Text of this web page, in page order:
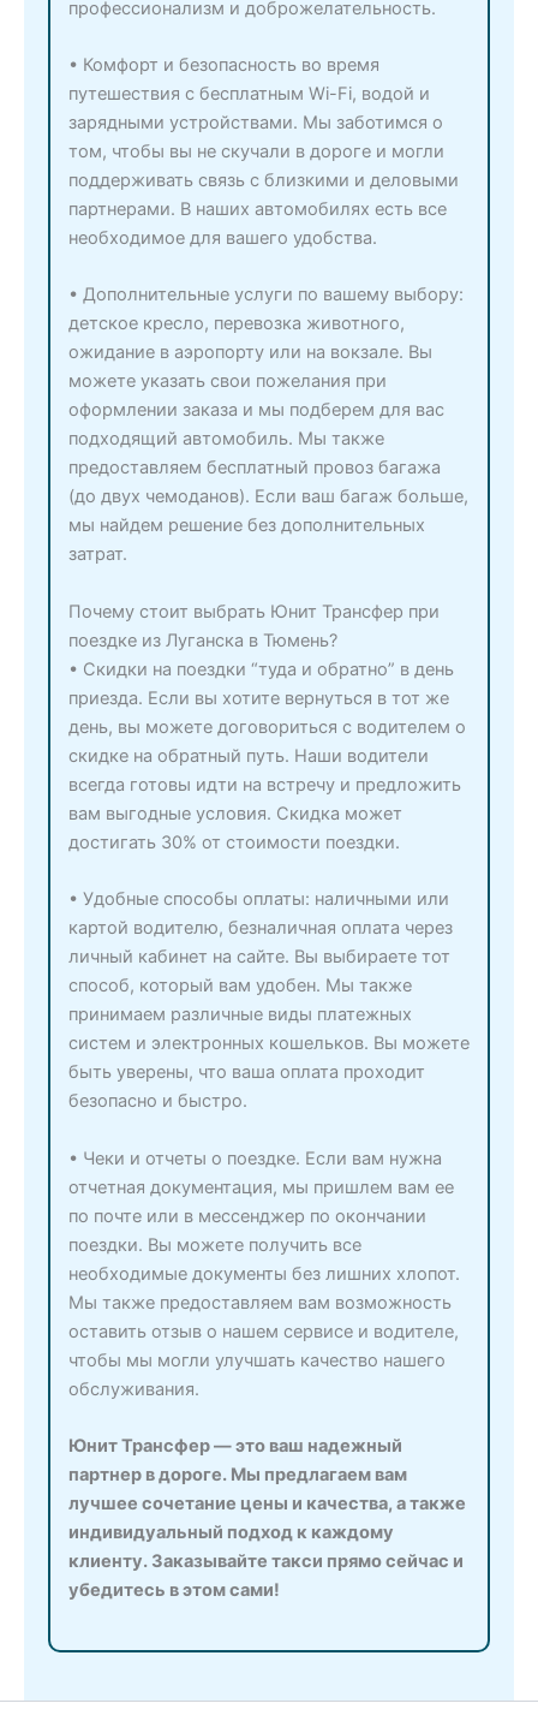
профессионализм и доброжелательность.
• Комфорт и безопасность во время
путешествия с бесплатным Wi-Fi, водой и
зарядными устройствами. Мы заботимся о
том, чтобы вы не скучали в дороге и могли
поддерживать связь с близкими и деловыми
партнерами. В наших автомобилях есть все
необходимое для вашего удобства.
• Дополнительные услуги по вашему выбору:
детское кресло, перевозка животного,
ожидание в аэропорту или на вокзале. Вы
можете указать свои пожелания при
оформлении заказа и мы подберем для вас
подходящий автомобиль. Мы также
предоставляем бесплатный провоз багажа
(до двух чемоданов). Если ваш багаж больше,
мы найдем решение без дополнительных
затрат.
Почему стоит выбрать Юнит Трансфер при
поездке из Луганска в Тюмень?
• Скидки на поездки “туда и обратно” в день
приезда. Если вы хотите вернуться в тот же
день, вы можете договориться с водителем о
скидке на обратный путь. Наши водители
всегда готовы идти на встречу и предложить
вам выгодные условия. Скидка может
достигать 30% от стоимости поездки.
• Удобные способы оплаты: наличными или
картой водителю, безналичная оплата через
личный кабинет на сайте. Вы выбираете тот
способ, который вам удобен. Мы также
принимаем различные виды платежных
систем и электронных кошельков. Вы можете
быть уверены, что ваша оплата проходит
безопасно и быстро.
• Чеки и отчеты о поездке. Если вам нужна
отчетная документация, мы пришлем вам ее
по почте или в мессенджер по окончании
поездки. Вы можете получить все
необходимые документы без лишних хлопот.
Мы также предоставляем вам возможность
оставить отзыв о нашем сервисе и водителе,
чтобы мы могли улучшать качество нашего
обслуживания.
Юнит Трансфер — это ваш надежный
партнер в дороге. Мы предлагаем вам
лучшее сочетание цены и качества, а также
индивидуальный подход к каждому
клиенту. Заказывайте такси прямо сейчас и
убедитесь в этом сами!